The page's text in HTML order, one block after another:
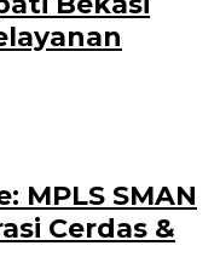
MPLS SMAN
Cerdas &